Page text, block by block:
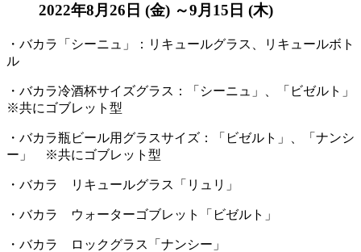
2022年8月26日 (金) ～9月15日 (木)
・バカラ「シーニュ」：リキュールグラス、リキュールボト
ル
・バカラ冷酒杯サイズグラス：「シーニュ」、「ビゼルト」
※共にゴブレット型
・バカラ瓶ビール用グラスサイズ：「ビゼルト」、「ナンシ
ー」 ※共にゴブレット型
・バカラ リキュールグラス「リュリ」
・バカラ ウォーターゴブレット「ビゼルト」
・バカラ ロックグラス「ナンシー」